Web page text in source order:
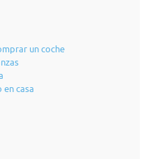
un coche
casa